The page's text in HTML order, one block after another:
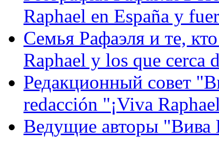
Raphael en España y
Семья Рафаэля и те,
Raphael y los que cerca
Редакционный совет
redacción "¡Viva
Ведущие авторы "Вива